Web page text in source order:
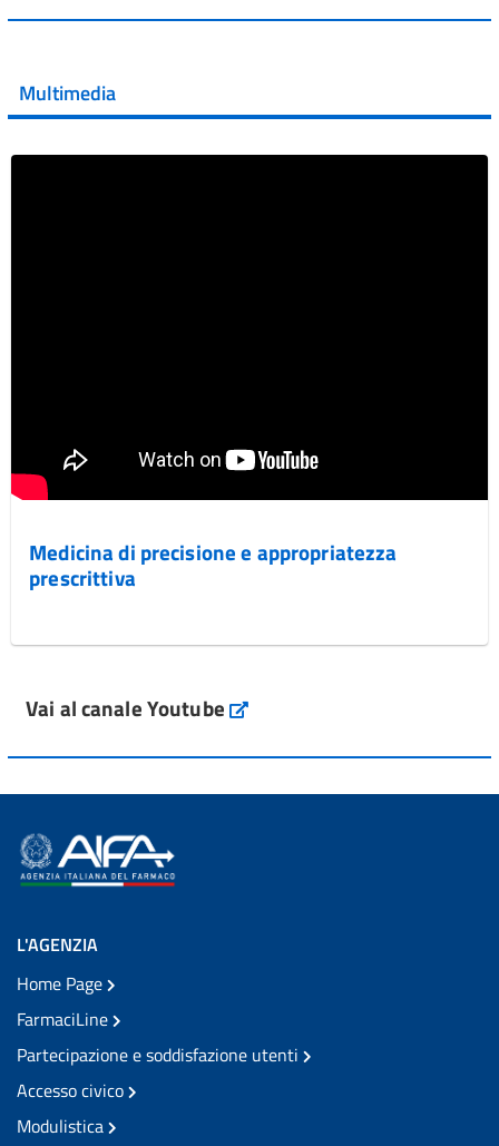
Vai al post →
Multimedia
Medicina di precisione e appropriatezza
prescrittiva
Vai al canale Youtube
L'AGENZIA
Home Page
FarmaciLine
Partecipazione e soddisfazione utenti
Accesso civico
Modulistica